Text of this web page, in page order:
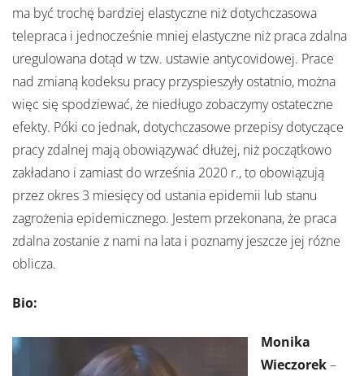
ma być trochę bardziej elastyczne niż dotychczasowa
telepraca i jednocześnie mniej elastyczne niż praca zdalna
uregulowana dotąd w tzw. ustawie antycovidowej. Prace
nad zmianą kodeksu pracy przyspieszyły ostatnio, można
więc się spodziewać, że niedługo zobaczymy ostateczne
efekty. Póki co jednak, dotychczasowe przepisy dotyczące
pracy zdalnej mają obowiązywać dłużej, niż początkowo
zakładano i zamiast do września 2020 r., to obowiązują
przez okres 3 miesięcy od ustania epidemii lub stanu
zagrożenia epidemicznego. Jestem przekonana, że praca
zdalna zostanie z nami na lata i poznamy jeszcze jej różne
oblicza.
Bio:
Monika
Wieczorek–